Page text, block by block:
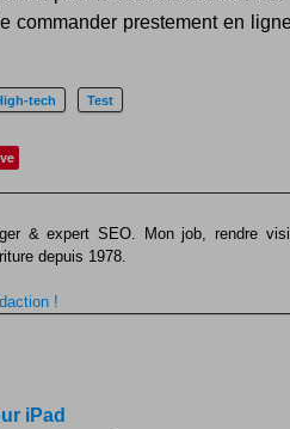
commander prestement en
tech Test
& expert SEO. Mon job, rendre
depuis 1978.
!
iPad